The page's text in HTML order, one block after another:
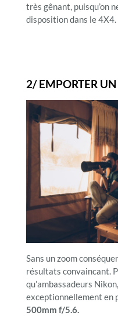
très gênant, puisqu’on
disposition dans le 4X4.
2/ EMPORTER
Sans un zoom
résultats convaincant.
qu’ambassadeurs
exceptionnellement en
500mm f/5.6.